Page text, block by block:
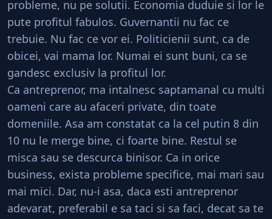
probleme, nu pe solutii. Economia duduie si lor le
pute profitul fabulos. Guvernantii nu fac ce
trebuie. Nu fac ce vor ei. Politicienii sunt, ca de
obicei, vai mama lor. Numai ei sunt buni, ca se
gandesc exclusiv la profitul lor.
Ca antreprenor, ma intalnesc saptamanal cu multi
oameni care au afaceri private, din toate
domeniile. Asa am constatat ca la cel putin 8 din
10 nu le merge bine, ci foarte bine. Restul se
misca sau se descurca binisor. Ca in orice
business, exista probleme specifice, mai mari sau
mai mici. Dar, nu-i asa, daca esti antreprenor
adevarat, preferabil e sa taci si sa faci, decat sa te